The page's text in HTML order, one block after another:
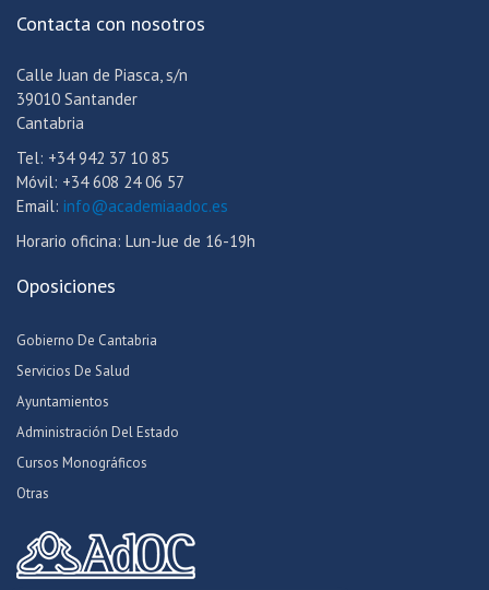
Contacta con nosotros
Calle Juan de Piasca, s/n
39010 Santander
Cantabria
Tel: +34 942 37 10 85
Móvil: +34 608 24 06 57
Email: info@academiaadoc.es
Horario oficina: Lun-Jue de 16-19h
Oposiciones
Gobierno De Cantabria
Servicios De Salud
Ayuntamientos
Administración Del Estado
Cursos Monográficos
Otras